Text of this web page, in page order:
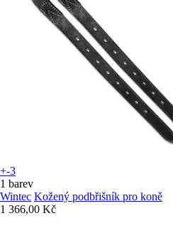
+-3
1 barev
Wintec Kožený podbřišník pro koně
1 366,00 Kč